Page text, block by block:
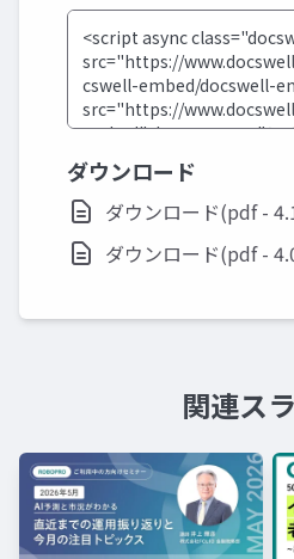
ダウンロード
ダウンロード(pdf -
ダウンロード(pdf -
関連ス